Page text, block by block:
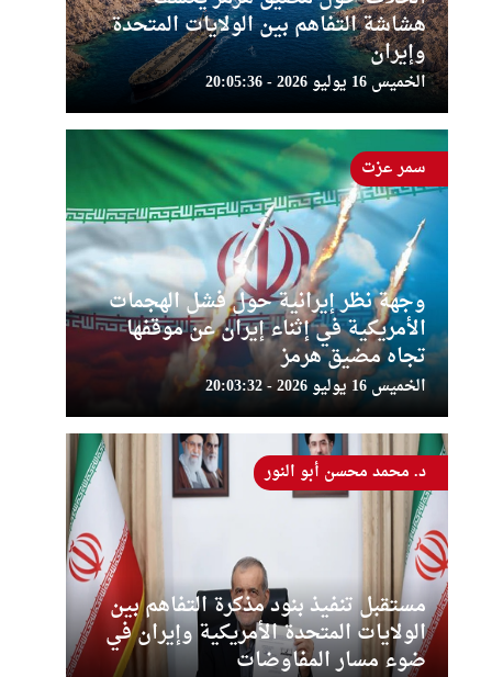
هشاشة التفاهم بين الولايات المتحدة
وإيران
الخميس 16 يوليو 2026 - 20:05:36
وجهة نظر إيرانية حول فشل الهجمات
الأمريكية في إثناء إيران عن موقفها
تجاه مضيق هرمز
الخميس 16 يوليو 2026 - 20:03:32
سمر عزت
مستقبل تنفيذ بنود مذكرة التفاهم بين
الولايات المتحدة الأمريكية وإيران في
ضوء مسار المفاوضات
د. محمد محسن أبو النور